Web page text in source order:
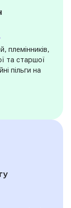
племінників,
та старшої
пільги на